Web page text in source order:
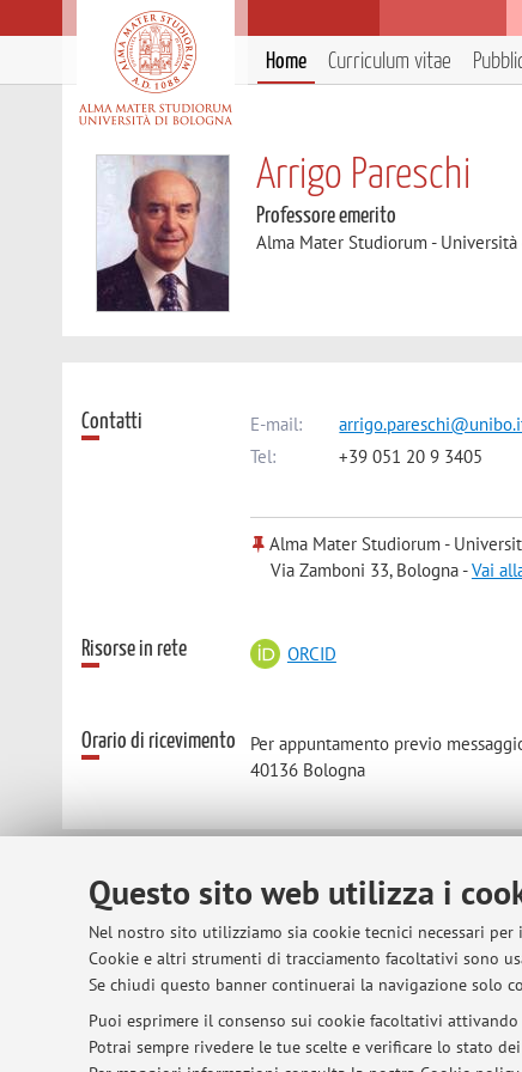
Questo sito web utilizza i
Nel nostro sito utilizziamo sia cookie tecnici necessari
Cookie e altri strumenti di tracciamento facoltativi sono
Se chiudi questo banner continuerai la navigazione solo
Puoi esprimere il consenso sui cookie facoltativi
Potrai sempre rivedere le tue scelte e verificare lo stato
Home Curriculum vitae
Arrigo Pareschi
Professore emerito
Alma Mater Studiorum -
Contatti E-mail:
Tel:
+39 051 20 9 3405
Alma Mater Studiorum -
Via Zamboni 33, Bologna -Vai
Risorse in rete ORCID
Orario di ricevimento
Per appuntamento previo
40136 Bologna
© 2026 - ALMA MATER STUDIORUM